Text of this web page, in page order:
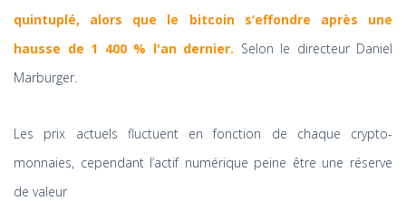
quintuplé, alors que le bitcoin s’effondre après une
hausse de 1 400 % l'an dernier. Selon le directeur Daniel
Marburger.
Les prix actuels fluctuent en fonction de chaque crypto-
monnaies, cependant l’actif numérique peine être une réserve
de valeur